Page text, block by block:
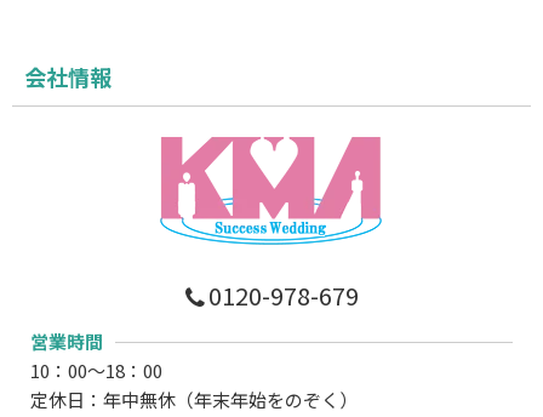
会社情報
0120-978-679
営業時間
10：00～18：00
定休日：年中無休（年末年始をのぞく）